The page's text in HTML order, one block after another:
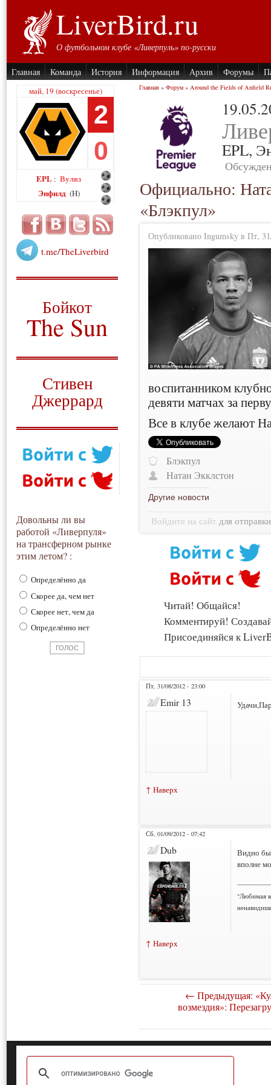
LiverBird.ru
О футбольном клубе «Ливерпуль» по-русски
Главная Команда История Информация Архив Форумы
май, 19 (воскресенье)
2
0
EPL : Вулвз
Энфилд (H)
t.me/TheLiverbird
Бойкот
The Sun
Стивен
Джеррард
Довольны ли вы
работой «Ливерпуля»
на трансферном рынке
этим летом? :
Определённо да
Скорее да, чем нет
Скорее нет, чем да
Определённо нет
Главная » Форум » Around the Fields of Anfield
EPL,
Официально:
«Блэкпул»
Опубликовано Ingumsky в Пт,
воспитанником
девяти матчах за
Все в клубе желают
Блэкпул
Натан Экклстон
Другие новости
Войдите на сайт для
Читай! Общайся!
Комментируй!
Присоединяйся к
Пт, 31/08/2012 - 23:00
Emir 13
↑ Наверх
Сб, 01/09/2012 - 07:42
Dub
Видно
вполне
"Любимая
↑ Наверх
← Предыдущая:
возмездия»: